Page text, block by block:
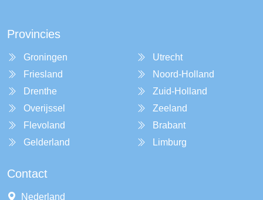
Provincies
Groningen
Friesland
Drenthe
Overijssel
Flevoland
Gelderland
Utrecht
Noord-Holland
Zuid-Holland
Zeeland
Brabant
Limburg
Contact
Nederland